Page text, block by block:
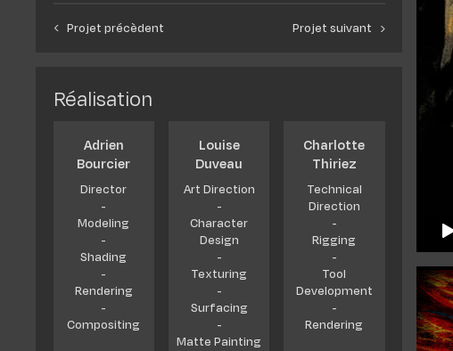
Taxe d'apprentissage
Diplômes & formations
Les métiers & débouchés
‹ Projet précèdent Projet suivant ›
Réalisation
Adrien
Bourcier
Director
-
Modeling
-
Shading
-
Rendering
-
Compositing
Louise
Duveau
Art Direction
-
Character
Design
-
Texturing
-
Surfacing
-
Matte Painting
Charlotte
Thiriez
Technical
Direction
-
Rigging
-
Tool
Development
-
Rendering